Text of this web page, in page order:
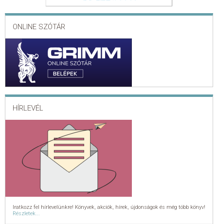
ONLINE SZÓTÁR
HÍRLEVÉL
Iratkozz fel hírlevelünkre! Könyvek, akciók, hírek, újdonságok és még több könyv!
Részletek...